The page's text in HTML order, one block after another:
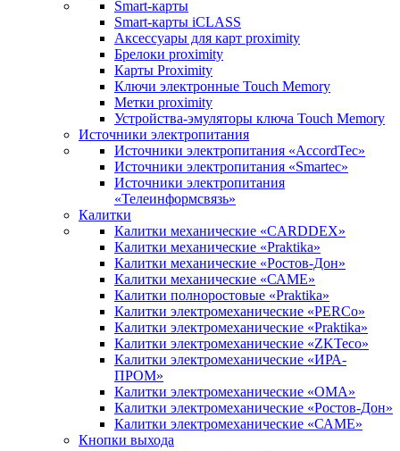
Smart-карты
Smart-карты iCLASS
Аксессуары для карт proximitу
Брелоки proximity
Карты Proximity
Ключи электронные Touch Memory
Метки proximity
Устройства-эмуляторы ключа Touch Memory
Источники электропитания
Источники электропитания «AccordTec»
Источники электропитания «Smartec»
Источники электропитания
«Телеинформсвязь»
Калитки
Калитки механические «CARDDEX»
Калитки механические «Praktika»
Калитки механические «Ростов-Дон»
Калитки механические «САМЕ»
Калитки полноростовые «Praktika»
Калитки электромеханические «PERCo»
Калитки электромеханические «Praktika»
Калитки электромеханические «ZKTeco»
Калитки электромеханические «ИРА-
ПРОМ»
Калитки электромеханические «ОМА»
Калитки электромеханические «Ростов-Дон»
Калитки электромеханические «САМЕ»
Кнопки выхода